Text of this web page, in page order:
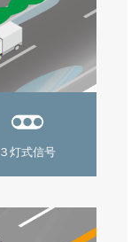
３灯式信号